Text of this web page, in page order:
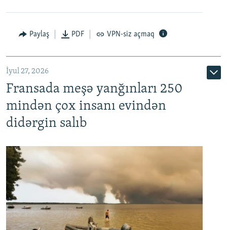
Paylaş PDF VPN-siz açmaq
İyul 27, 2026
Fransada meşə yanğınları 250
mindən çox insanı evindən
didərgin salıb